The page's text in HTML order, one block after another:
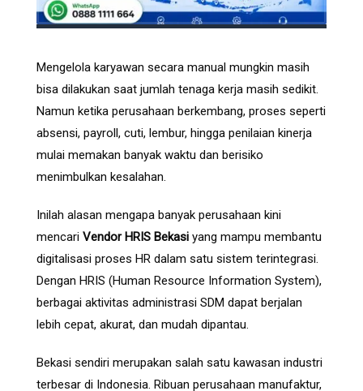
Mengelola karyawan secara manual mungkin masih
bisa dilakukan saat jumlah tenaga kerja masih sedikit.
Namun ketika perusahaan berkembang, proses seperti
absensi, payroll, cuti, lembur, hingga penilaian kinerja
mulai memakan banyak waktu dan berisiko
menimbulkan kesalahan.
Inilah alasan mengapa banyak perusahaan kini
mencari Vendor HRIS Bekasi yang mampu membantu
digitalisasi proses HR dalam satu sistem terintegrasi.
Dengan HRIS (Human Resource Information System),
berbagai aktivitas administrasi SDM dapat berjalan
lebih cepat, akurat, dan mudah dipantau.
Bekasi sendiri merupakan salah satu kawasan industri
terbesar di Indonesia. Ribuan perusahaan manufaktur,